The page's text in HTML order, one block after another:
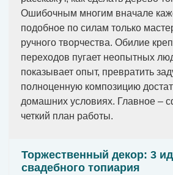
Ошибочным многим вначале
подобное по силам только
ручного творчества. Обилие
переходов пугает неопытных
показывает опыт, превратить
полноценную композицию
домашних условиях. Главное –
четкий план работы.
Торжественный декор: 3
свадебного топиария